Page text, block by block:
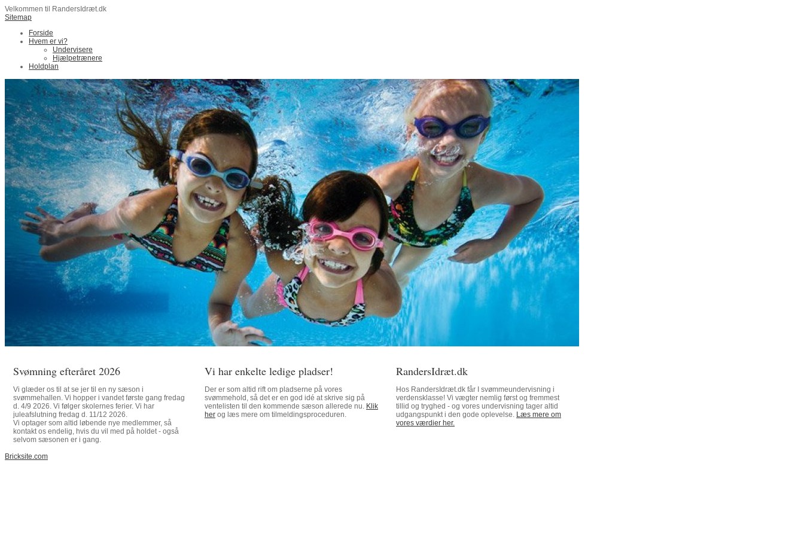
Velkommen til RandersIdræt.dk
Sitemap
Forside
Hvem er vi?
Undervisere
Hjælpetrænere
Holdplan
Svømning efteråret 2026
Vi glæder os til at se jer til en ny sæson i
svømmehallen. Vi hopper i vandet første gang fredag
d. 4/9 2026. Vi følger skolernes ferier. Vi har
juleafslutning fredag d. 11/12 2026.
Vi optager som altid løbende nye medlemmer, så
kontakt os endelig, hvis du vil med på holdet - også
selvom sæsonen er i gang.
Vi har enkelte ledige pladser!
Der er som altid rift om pladserne på vores
svømmehold, så det er en god idé at skrive sig på
ventelisten til den kommende sæson allerede nu. Klik
her og læs mere om tilmeldingsproceduren.
RandersIdræt.dk
Hos RandersIdræt.dk får I svømmeundervisning i
verdensklasse! Vi vægter nemlig først og fremmest
tillid og tryghed - og vores undervisning tager altid
udgangspunkt i den gode oplevelse. Læs mere om
vores værdier her.
Bricksite.com